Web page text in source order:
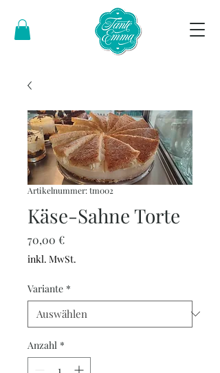
Artikelnummer: tm002
Käse-Sahne Torte
70,00 €Preis
inkl. MwSt.
Variante *
Anzahl *